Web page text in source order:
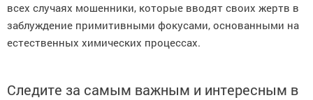
всех случаях мошенники, которые вводят своих жертв в
заблуждение примитивными фокусами, основанными на
естественных химических процессах.
Следите за самым важным и интересным в